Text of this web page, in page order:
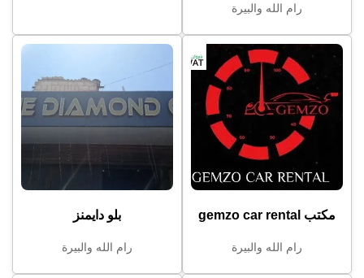
رام الله والبيرة
مكتب gemzo car rental
رام الله والبيرة
بلو دايمنز
رام الله والبيرة